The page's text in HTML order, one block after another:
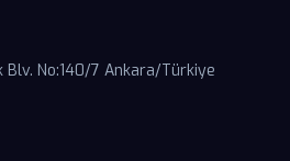
Blv. No:140/7 Ankara/Türkiye